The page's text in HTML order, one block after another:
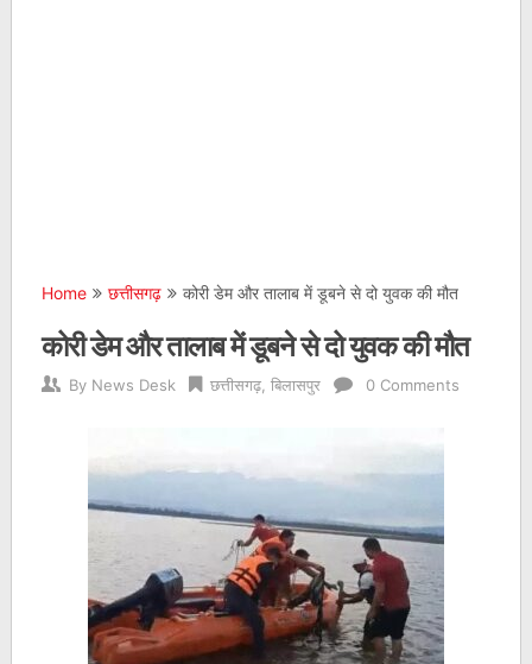
Home छत्तीसगढ़ कोरी डेम और तालाब में डूबने से दो युवक की मौत
कोरी डेम और तालाब में डूबने से दो युवक की मौत
By News Desk छत्तीसगढ़, बिलासपुर 0 Comments